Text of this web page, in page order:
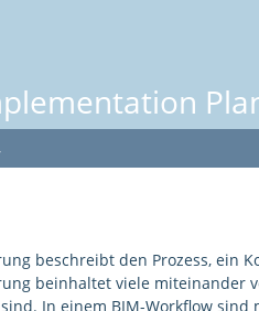
beschreibt den Prozess, ein
beinhaltet viele miteinander
In einem BIM-Workflow